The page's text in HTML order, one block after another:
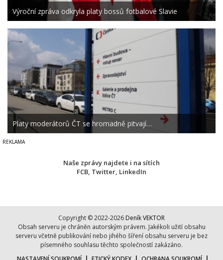
Výroční zpráva odkryla platy bossů fotbalové Slavie
Platy moderátorů ČT se hromadně pitvají…
Naše zprávy najdete i na sítích
FCB, Twitter, LinkedIn
Copyright © 2022-2026 Deník VEKTOR
Obsah serveru je chráněn autorským právem. Jakékoli užití obsahu
serveru včetně publikování nebo jihého šíření obsahu serveru je bez
písemného souhlasu těchto společností zakázáno.
| | |